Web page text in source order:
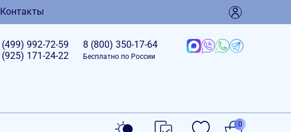
Контакты
(499) 992-72-59
(925) 171-24-22
8 (800) 350-17-64
Бесплатно по России
0